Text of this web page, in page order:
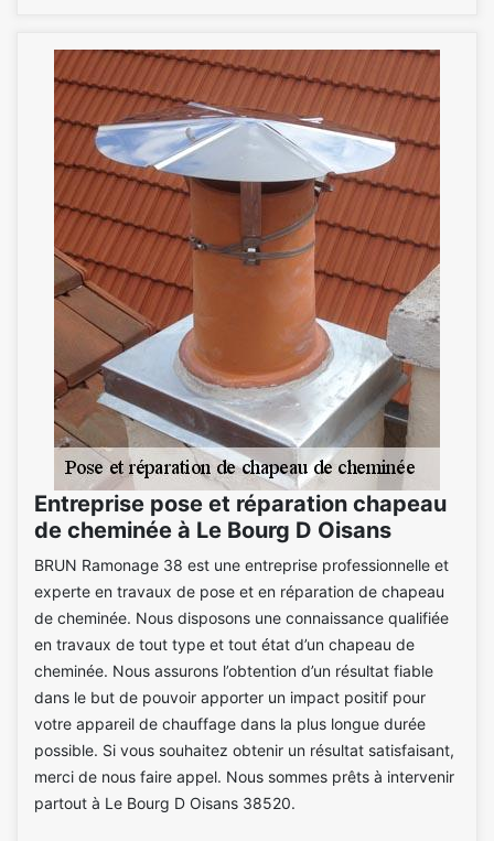
Entreprise pose et réparation chapeau
de cheminée à Le Bourg D Oisans
BRUN Ramonage 38 est une entreprise professionnelle et
experte en travaux de pose et en réparation de chapeau
de cheminée. Nous disposons une connaissance qualifiée
en travaux de tout type et tout état d’un chapeau de
cheminée. Nous assurons l’obtention d’un résultat fiable
dans le but de pouvoir apporter un impact positif pour
votre appareil de chauffage dans la plus longue durée
possible. Si vous souhaitez obtenir un résultat satisfaisant,
merci de nous faire appel. Nous sommes prêts à intervenir
partout à Le Bourg D Oisans 38520.